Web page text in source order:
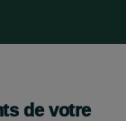
de votre